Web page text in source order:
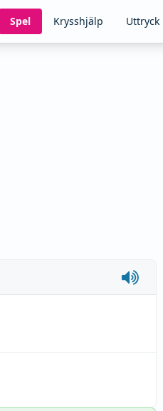
Spel Krysshjälp Uttryck